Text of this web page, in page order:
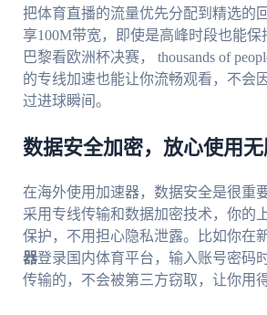
把体育直播的流量优先分配到精选的
享100M带宽，即使是高峰时段也能保
巴黎看欧洲杯决赛， thousands of
的专线加速也能让你流畅观看，不会
过进球瞬间。
数据安全加密，放心使用
在海外使用加速器，数据安全是很重要
采用专线传输和数据加密技术，你的
保护，不用担心隐私泄露。比如你在
器登录国内体育平台，输入账号密码
传输的，不会被第三方窃取，让你用